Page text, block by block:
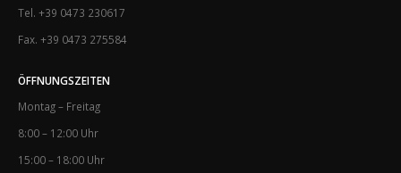
Tel. +39 0473 230617
Fax. +39 0473 275584
ÖFFNUNGSZEITEN
Montag – Freitag
8:00 – 12:00 Uhr
15:00 – 18:00 Uhr